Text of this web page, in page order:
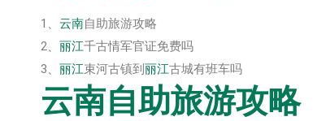
1、 云南自助旅游攻略
2、 丽江千古情军官证免费吗
3、 丽江束河古镇到 丽江古城有班车吗
云南自助旅游攻略